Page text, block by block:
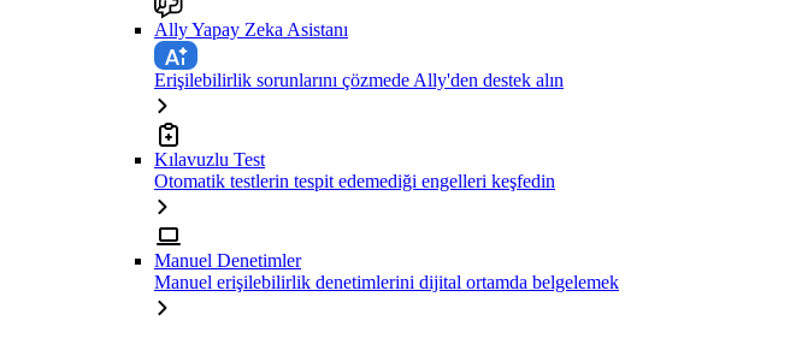
Ally Yapay Zeka Asistanı
Erişilebilirlik sorunlarını çözmede Ally'den destek alın
Kılavuzlu Test
Otomatik testlerin tespit edemediği engelleri keşfedin
Manuel Denetimler
Manuel erişilebilirlik denetimlerini dijital ortamda belgelemek